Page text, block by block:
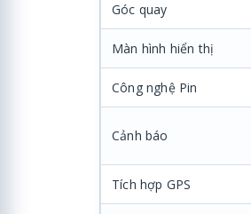
Góc quay
Màn hình hiển thị
Công nghệ Pin
Cảnh báo
Tích hợp GPS